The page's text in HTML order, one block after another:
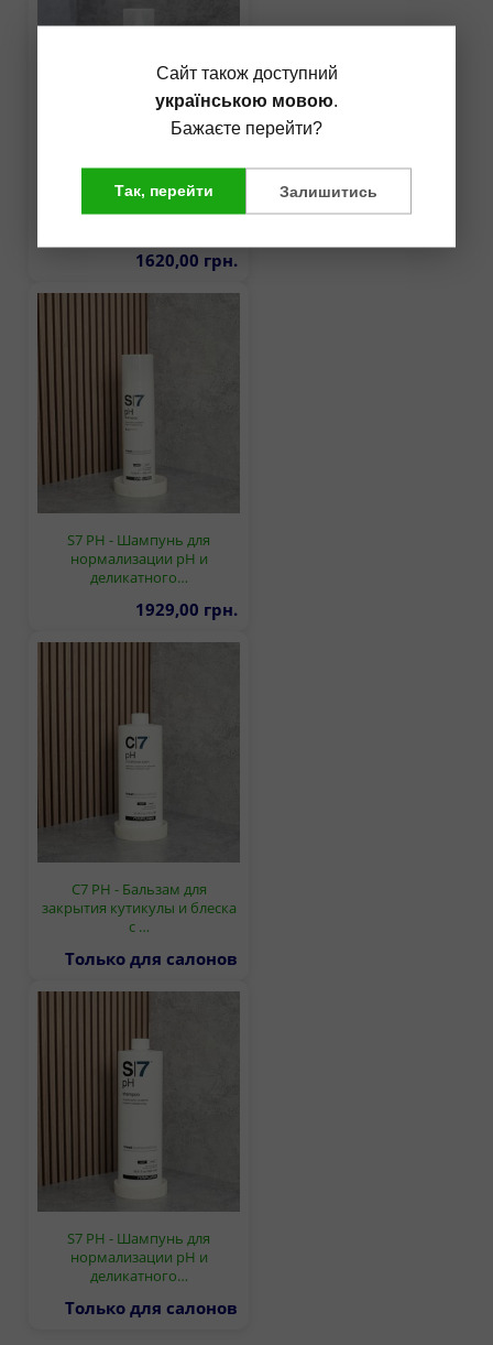
R7 pH Reflex - сыворотка с
1620,00 грн.
S7 PH - Шампунь для
нормализации pH и
деликатного…
1929,00 грн.
C7 PH - Бальзам для
закрытия кутикулы и блеска
с …
Только для салонов
S7 PH - Шампунь для
нормализации pH и
деликатного…
Только для салонов
Сайт також доступний
українською мовою.
Бажаєте перейти?
Так, перейти Залишитись